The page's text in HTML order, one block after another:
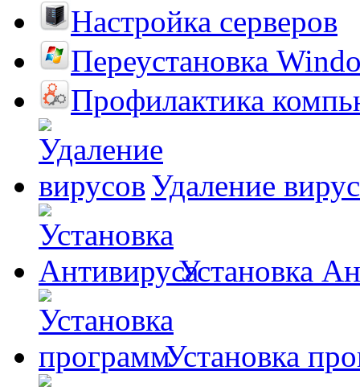
Настройка серверов
Переустановка
Профилактика
Удаление
Установка
Установка